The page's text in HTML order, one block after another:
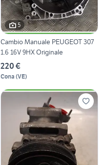
5
Cambio Manuale PEUGEOT 307
1.6 16V 9HX Originale
220 €
Cona (VE)